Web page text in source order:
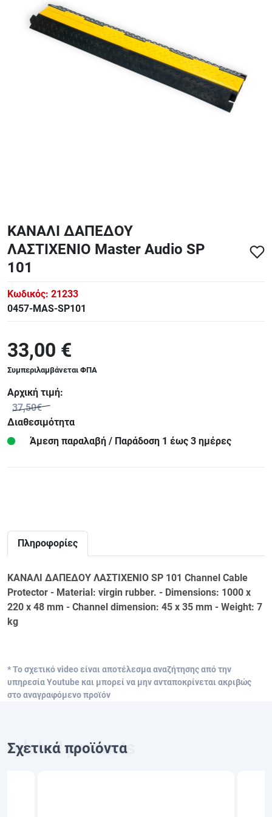
ΚΑΝΑΛΙ ΔΑΠΕΔΟΥ
ΛΑΣΤΙΧΕΝΙΟ Master Audio SP
101
Κωδικός: 21233
0457-MAS-SP101
33,00 €
Συμπεριλαμβάνεται ΦΠΑ
Αρχική τιμή:
37,50€
Διαθεσιμότητα
Άμεση παραλαβή / Παράδoση 1 έως 3 ημέρες
Πληροφορίες
ΚΑΝΑΛΙ ΔΑΠΕΔΟΥ ΛΑΣΤΙΧΕΝΙΟ SP 101 Channel Cable
Protector - Material: virgin rubber. - Dimensions: 1000 x
220 x 48 mm - Channel dimension: 45 x 35 mm - Weight: 7
kg
* Το σχετικό video είναι αποτέλεσμα αναζήτησης από την
υπηρεσία Youtube και μπορεί να μην ανταποκρίνεται ακριβώς
στο αναγραφόμενο προϊόν
Σχετικά προϊόντα
ΑΞΕΣΟΥΑΡ - ΑΝΤΑΛΛΑΚΤΙΚΑ ΚΙΘΑΡΑΣ ΜΠΑΣΟΥ
ΤΕΤΡΑΔΙΑ-DVD-CD